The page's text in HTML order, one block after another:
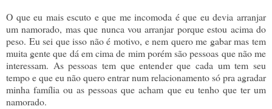
O que eu mais escuto e que me incomoda é que eu devia arranjar
um namorado, mas que nunca vou arranjar porque estou acima do
peso. Eu sei que isso não é motivo, e nem quero me gabar mas tem
muita gente que dá em cima de mim porém são pessoas que não me
interessam. As pessoas tem que entender que cada um tem seu
tempo e que eu não quero entrar num relacionamento só pra agradar
minha família ou as pessoas que acham que eu tenho que ter um
namorado.